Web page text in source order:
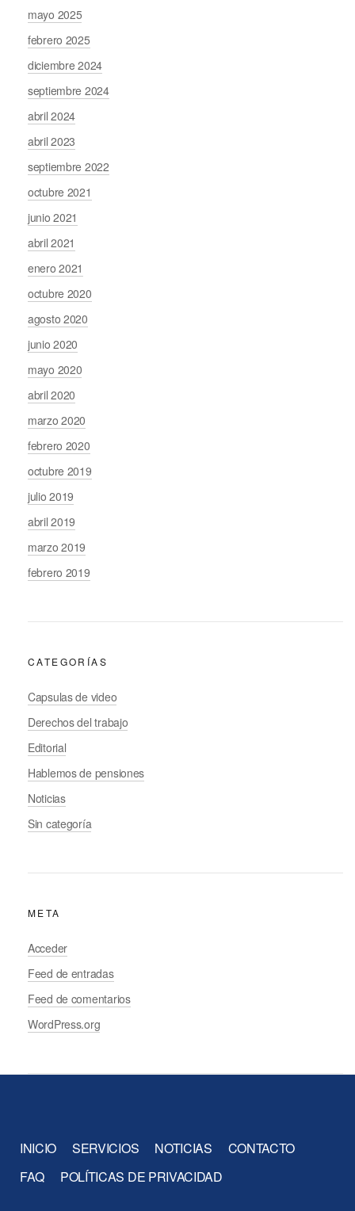
mayo 2025
febrero 2025
diciembre 2024
septiembre 2024
abril 2024
abril 2023
septiembre 2022
octubre 2021
junio 2021
abril 2021
enero 2021
octubre 2020
agosto 2020
junio 2020
mayo 2020
abril 2020
marzo 2020
febrero 2020
octubre 2019
julio 2019
abril 2019
marzo 2019
febrero 2019
CATEGORÍAS
Capsulas de video
Derechos del trabajo
Editorial
Hablemos de pensiones
Noticias
Sin categoría
META
Acceder
Feed de entradas
Feed de comentarios
WordPress.org
INICIO SERVICIOS NOTICIAS
CONTACTO
FAQ
POLÍTICAS DE PRIVACIDAD